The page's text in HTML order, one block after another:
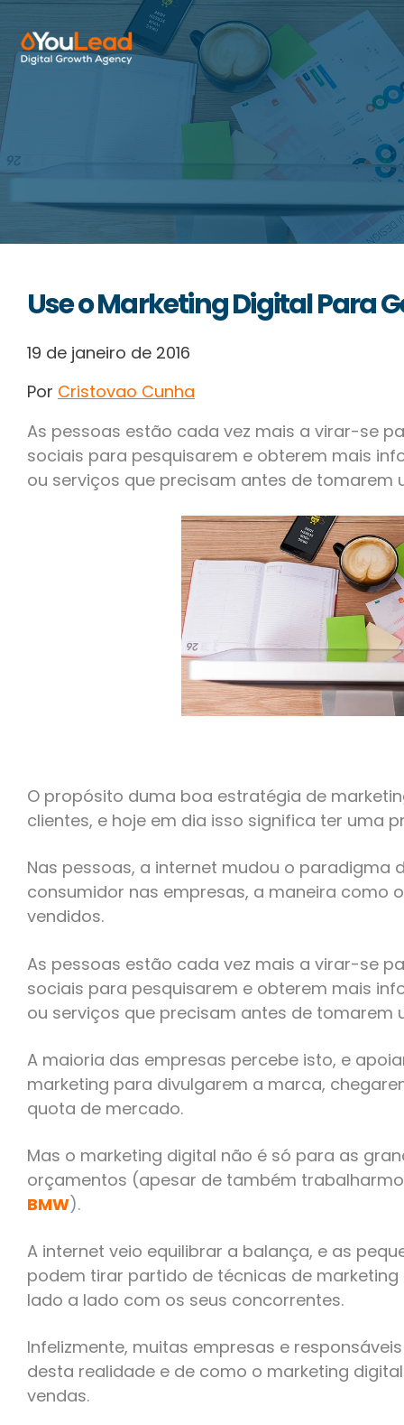
Sobre Nós
Serviços
HubSpot
Contactos
Use o Marketing Digital Para
19 de janeiro de 2016
Por Cristovao Cunha
As pessoas estão cada vez mais a virar-se
sociais para pesquisarem e obterem mais
ou serviços que precisam antes de tomarem
O propósito duma boa estratégia de
clientes, e hoje em dia isso significa ter uma
Nas pessoas, a internet mudou o paradigma
consumidor nas empresas, a maneira como
vendidos.
As pessoas estão cada vez mais a virar-se
sociais para pesquisarem e obterem mais
ou serviços que precisam antes de tomarem
A maioria das empresas percebe isto, e
marketing para divulgarem a marca,
quota de mercado.
Mas o marketing digital não é só para as
orçamentos (apesar de também
BMW).
A internet veio equilibrar a balança, e as
podem tirar partido de técnicas de
lado a lado com os seus concorrentes.
Infelizmente, muitas empresas e
desta realidade e de como o marketing
vendas.